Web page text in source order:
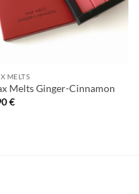
MELTS
Melts Ginger-Cinnamon
€